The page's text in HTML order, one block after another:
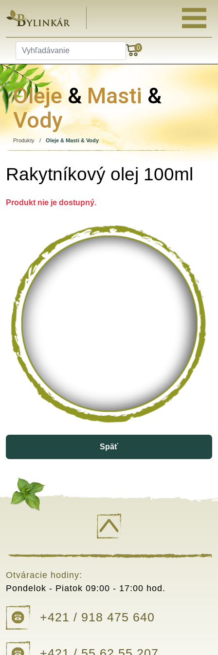
0
Oleje& Masti &
Vody
Produkty / Oleje & Masti & Vody
Rakytníkový olej 100ml
Produkt nie je dostupný.
Späť
+421 / 918 475 640
Otváracie hodiny:
Pondelok - Piatok 09:00 - 17:00 hod.